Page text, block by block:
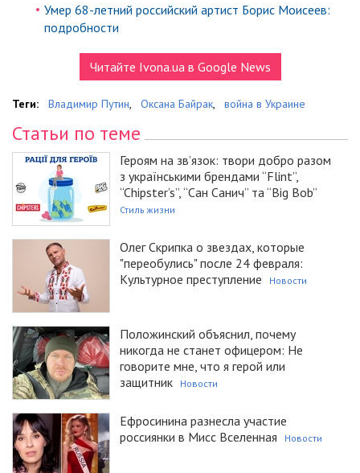
Умер 68-летний российский артист Борис Моисеев:
подробности
Читайте Ivona.ua в Google News
Теги: Владимир Путин, Оксана Байрак, война в Украине
Статьи по теме
Героям на зв’язок: твори добро разом
з українськими брендами “Flint”,
“Chipster’s”, “Сан Санич” та “Big Bob”
Стиль жизни
Олег Скрипка о звездах, которые
"переобулись" после 24 февраля:
Культурное преступление
Новости
Положинский объяснил, почему
никогда не станет офицером: Не
говорите мне, что я герой или
защитник
Новости
Ефросинина разнесла участие
россиянки в Мисс Вселенная
Новости